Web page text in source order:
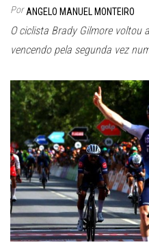
Por ANGELO MANUEL MONTEIRO
O ciclista Brady Gilmore voltou
vencendo pela segunda vez